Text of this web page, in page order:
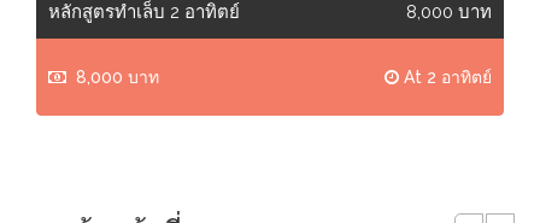
8,000 บาท
หลักสูตรทำเล็บ 2 อาทิตย์
8,000 บาท At 2 อาทิตย์